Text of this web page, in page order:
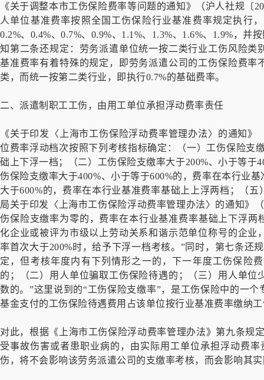
《关于调整本市工伤保险费率等问题的通知》（沪人社规〔
人单位基准费率按照全国工伤保险行业基准费率规定执行
0.2%、0.4%、0.7%、0.9%、1.1%、1.3%、1.6%、1.9%，并
知第二条还规定：劳务派遣单位统一按二类行业工伤风险
基准费率有着特殊的规定，即劳务派遣公司的工伤保险费
类，而统一按第二类行业，即执行0.7%的基础费率。
二、派遣制职工工伤，由用工单位承担浮动费率责任
《关于印发〈上海市工伤保险浮动费率管理办法〉的通知
位费率浮动档次按照下列考核指标确定：（一）工伤保险支
础上下浮一档；（二）工伤保险支缴率大于200%、小于等于
伤保险支缴率大于400%、小于等于600%的，费率在本行业
大于600%的，费率在本行业基准费率基础上上浮两档；（
局关于印发〈上海市工伤保险浮动费率管理办法〉的通知》
伤保险支缴率为零的，费率在本行业基准费率基础上下浮两
化企业或被评为市级以上劳动关系和谐示范单位称号的企
率首次大于200%时，给予下浮一档考核。”同时，第七条还
定，但考核年度内有下列情形之一的，下一年度工伤保险
的；（二）用人单位骗取工伤保险待遇的；（三）用人单
数的。”这里说到的“工伤保险支缴率”，是工伤保险中的一
基金支付的工伤保险待遇费用占该单位按行业基准费率缴纳
对此，根据《上海市工伤保险浮动费率管理办法》第九条规
受事故伤害或者患职业病的，由实际用工单位承担浮动费
伤，将不会影响该劳务派遣公司的支缴率考核，而会影响其